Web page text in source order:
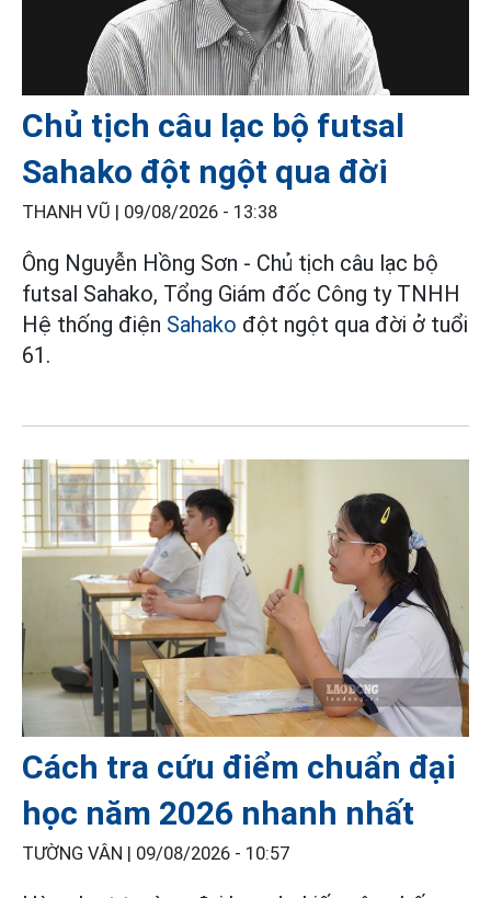
Chủ tịch câu lạc bộ futsal
Sahako đột ngột qua đời
THANH VŨ | 09/08/2026 - 13:38
Ông Nguyễn Hồng Sơn - Chủ tịch câu lạc bộ
futsal Sahako, Tổng Giám đốc Công ty TNHH
Hệ thống điện Sahako đột ngột qua đời ở tuổi
61.
Cách tra cứu điểm chuẩn đại
học năm 2026 nhanh nhất
TƯỜNG VÂN | 09/08/2026 - 10:57